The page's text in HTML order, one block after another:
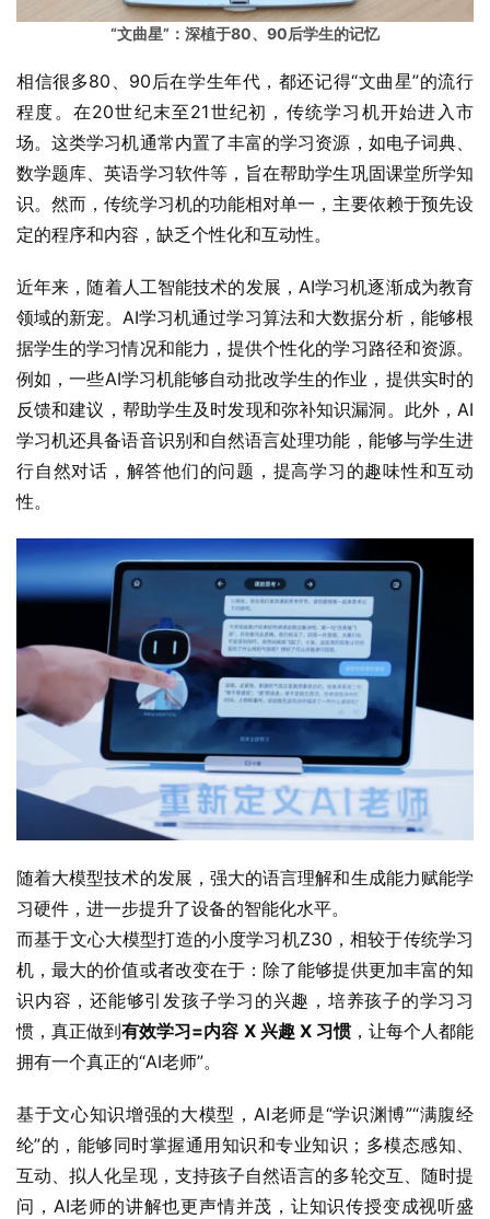
“文曲星”：深植于80、90后学生的记忆
相信很多80、90后在学生年代，都还记得“文曲星”的流行
程度。在20世纪末至21世纪初，传统学习机开始进入市
场。这类学习机通常内置了丰富的学习资源，如电子词典、
数学题库、英语学习软件等，旨在帮助学生巩固课堂所学知
识。然而，传统学习机的功能相对单一，主要依赖于预先设
定的程序和内容，缺乏个性化和互动性。
近年来，随着人工智能技术的发展，AI学习机逐渐成为教育
领域的新宠。AI学习机通过学习算法和大数据分析，能够根
据学生的学习情况和能力，提供个性化的学习路径和资源。
例如，一些AI学习机能够自动批改学生的作业，提供实时的
反馈和建议，帮助学生及时发现和弥补知识漏洞。此外，AI
学习机还具备语音识别和自然语言处理功能，能够与学生进
行自然对话，解答他们的问题，提高学习的趣味性和互动
性。
随着大模型技术的发展，强大的语言理解和生成能力赋能学
习硬件，进一步提升了设备的智能化水平。
而基于文心大模型打造的小度学习机Z30，相较于传统学习
机，最大的价值或者改变在于：除了能够提供更加丰富的知
识内容，还能够引发孩子学习的兴趣，培养孩子的学习习
惯，真正做到有效学习=内容 X 兴趣 X 习惯，让每个人都能
拥有一个真正的“AI老师”。
基于文心知识增强的大模型，AI老师是“学识渊博”“满腹经
纶”的，能够同时掌握通用知识和专业知识；多模态感知、
互动、拟人化呈现，支持孩子自然语言的多轮交互、随时提
问，AI老师的讲解也更声情并茂，让知识传授变成视听盛